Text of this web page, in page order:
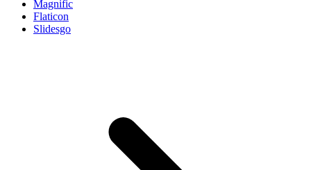
Magnific
Flaticon
Slidesgo